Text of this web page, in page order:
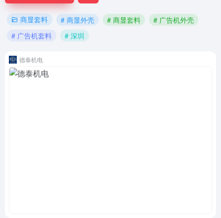
商显套料 # 商显外壳 # 商显套料
# 广告机外壳
# 广告机套料
# 深圳
德泰机电